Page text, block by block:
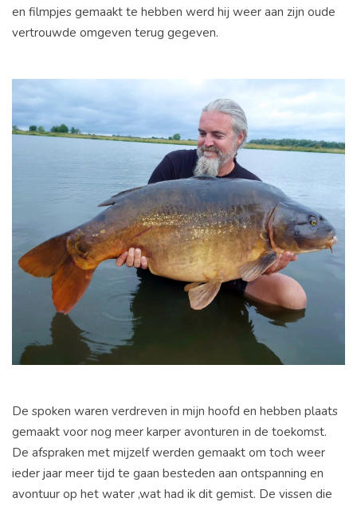
en filmpjes gemaakt te hebben werd hij weer aan zijn oude
vertrouwde omgeven terug gegeven.
De spoken waren verdreven in mijn hoofd en hebben plaats
gemaakt voor nog meer karper avonturen in de toekomst.
De afspraken met mijzelf werden gemaakt om toch weer
ieder jaar meer tijd te gaan besteden aan ontspanning en
avontuur op het water ,wat had ik dit gemist. De vissen die